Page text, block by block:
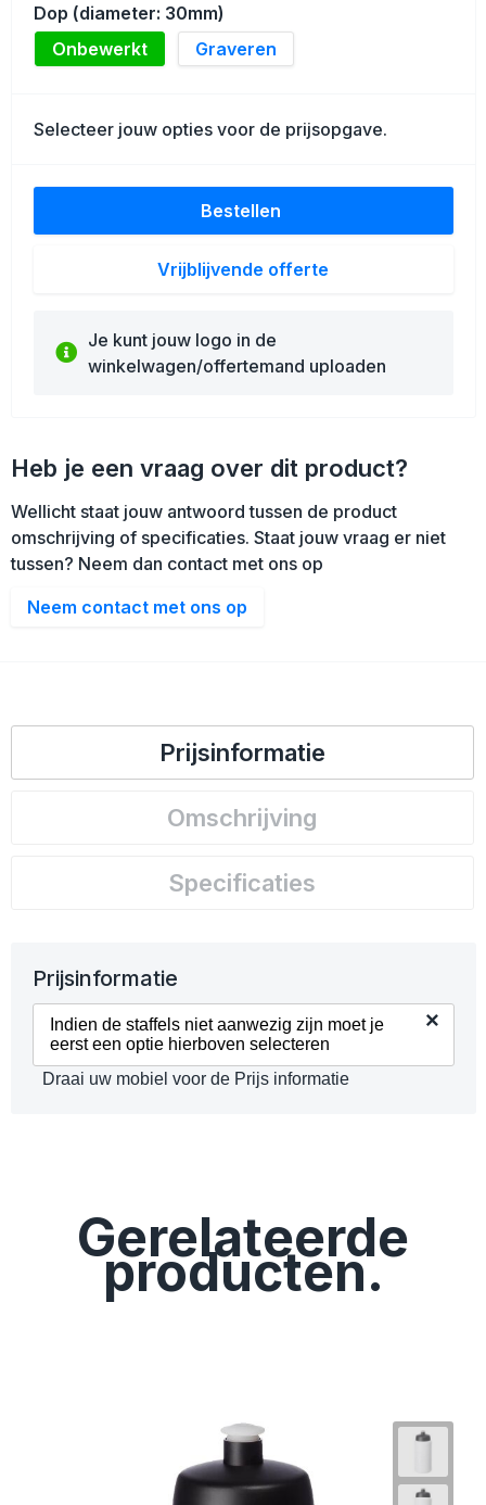
Dop (diameter: 30mm)
Onbewerkt
Graveren
Selecteer jouw opties voor de prijsopgave.
Bestellen
Vrijblijvende offerte
Je kunt jouw logo in de
winkelwagen/offertemand uploaden
Heb je een vraag over dit product?
Wellicht staat jouw antwoord tussen de product
omschrijving of specificaties. Staat jouw vraag er niet
tussen? Neem dan contact met ons op
Neem contact met ons op
Prijsinformatie
Omschrijving
Specificaties
Prijsinformatie
Indien de staffels niet aanwezig zijn moet je
eerst een optie hierboven selecteren
×
Draai uw mobiel voor de Prijs informatie
Gerelateerde
producten.